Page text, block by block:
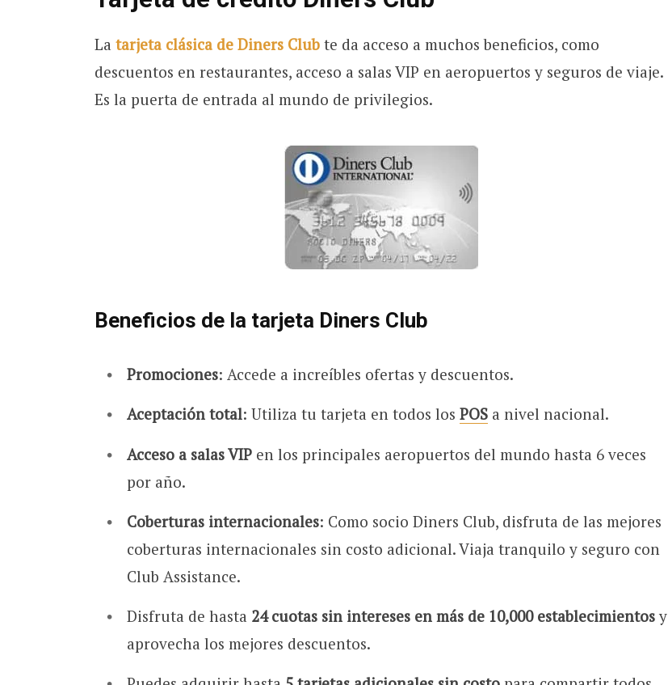
La tarjeta clásica de Diners Clubte da acceso a muchos beneficios, como
descuentos en restaurantes, acceso a salas VIP en aeropuertos y seguros de viaje.
Es la puerta de entrada al mundo de privilegios.
Beneficios de la tarjeta Diners Club
Promociones: Accede a increíbles ofertas y descuentos.
Aceptación total: Utiliza tu tarjeta en todos los POSa nivel nacional.
Acceso a salas VIPen los principales aeropuertos del mundo hasta 6 veces
por año.
Coberturas internacionales: Como socio Diners Club, disfruta de las mejores
coberturas internacionales sin costo adicional. Viaja tranquilo y seguro con
Club Assistance.
Disfruta de hasta 24 cuotas sin intereses en más de 10,000 establecimientosy
aprovecha los mejores descuentos.